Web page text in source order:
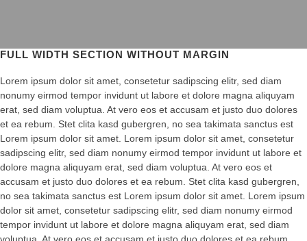
FULL WIDTH SECTION WITHOUT MARGIN
Lorem ipsum dolor sit amet, consetetur sadipscing elitr, sed diam
nonumy eirmod tempor invidunt ut labore et dolore magna aliquyam
erat, sed diam voluptua. At vero eos et accusam et justo duo dolores
et ea rebum. Stet clita kasd gubergren, no sea takimata sanctus est
Lorem ipsum dolor sit amet. Lorem ipsum dolor sit amet, consetetur
sadipscing elitr, sed diam nonumy eirmod tempor invidunt ut labore et
dolore magna aliquyam erat, sed diam voluptua. At vero eos et
accusam et justo duo dolores et ea rebum. Stet clita kasd gubergren,
no sea takimata sanctus est Lorem ipsum dolor sit amet. Lorem ipsum
dolor sit amet, consetetur sadipscing elitr, sed diam nonumy eirmod
tempor invidunt ut labore et dolore magna aliquyam erat, sed diam